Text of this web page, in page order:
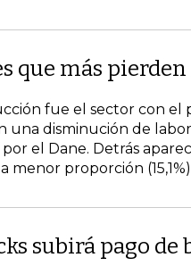
que más
fue el sector con el
una disminución de
el Dane. Detrás
menor proporción
subirá pago de